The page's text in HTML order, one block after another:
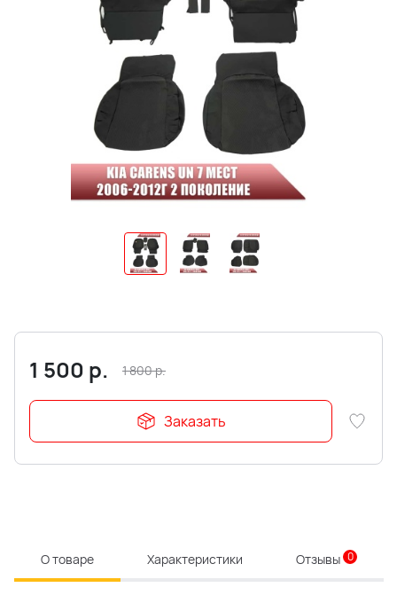
1 500 р. 1 800р.
Заказать
О товаре Характеристики Отзывы 0